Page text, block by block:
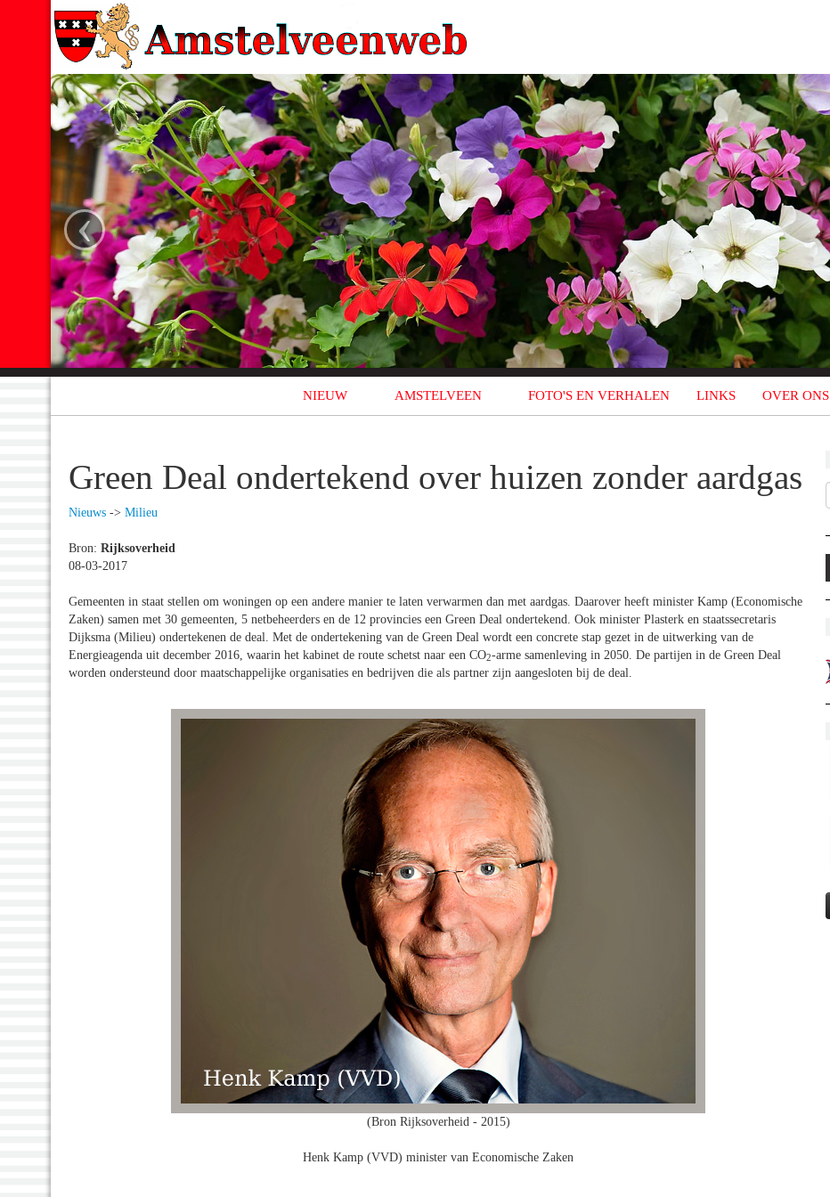
‹
NIEUW AMSTELVEEN FOTO'S EN VERHALEN LINKS OVER ONS
Green Deal ondertekend over huizen zonder aardgas
Nieuws -> Milieu
Bron: Rijksoverheid
08-03-2017
Gemeenten in staat stellen om woningen op een andere manier te laten verwarmen dan met aardgas. Daarover heeft minister Kamp (Economische
Zaken) samen met 30 gemeenten, 5 netbeheerders en de 12 provincies een Green Deal ondertekend. Ook minister Plasterk en staatssecretaris
Dijksma (Milieu) ondertekenen de deal. Met de ondertekening van de Green Deal wordt een concrete stap gezet in de uitwerking van de
Energieagenda uit december 2016, waarin het kabinet de route schetst naar een CO2-arme samenleving in 2050. De partijen in de Green Deal
worden ondersteund door maatschappelijke organisaties en bedrijven die als partner zijn aangesloten bij de deal.
(Bron Rijksoverheid - 2015)
Henk Kamp (VVD) minister van Economische Zaken